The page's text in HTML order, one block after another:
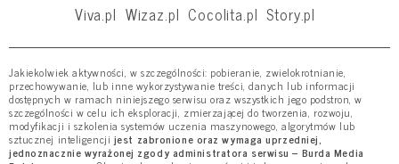
Viva.pl Wizaz.pl Cocolita.pl Story.pl
Jakiekolwiek aktywności, w szczególności: pobieranie, zwielokrotnianie,
przechowywanie, lub inne wykorzystywanie treści, danych lub informacji
dostępnych w ramach niniejszego serwisu oraz wszystkich jego podstron, w
szczególności w celu ich eksploracji, zmierzającej do tworzenia, rozwoju,
modyfikacji i szkolenia systemów uczenia maszynowego, algorytmów lub
sztucznej inteligencji jest zabronione oraz wymaga uprzedniej,
jednoznacznie wyrażonej zgody administratora serwisu – Burda Media